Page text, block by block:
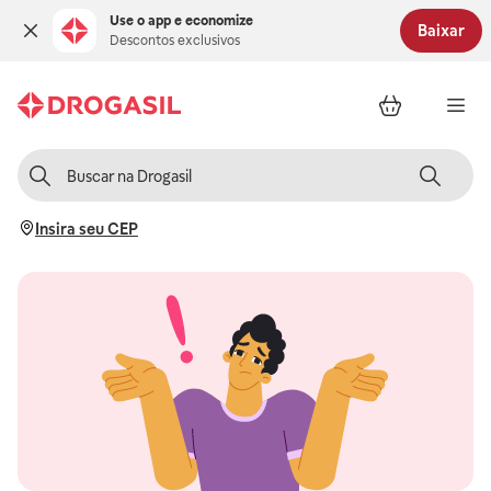
Use o app e economize
Descontos exclusivos
Baixar
Insira seu CEP